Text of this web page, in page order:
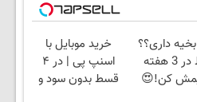
داری؟؟
فقط در 3 هفته
کن!😍
خرید موبایل با
اسنپ پی | در ۴
قسط بدون سود و